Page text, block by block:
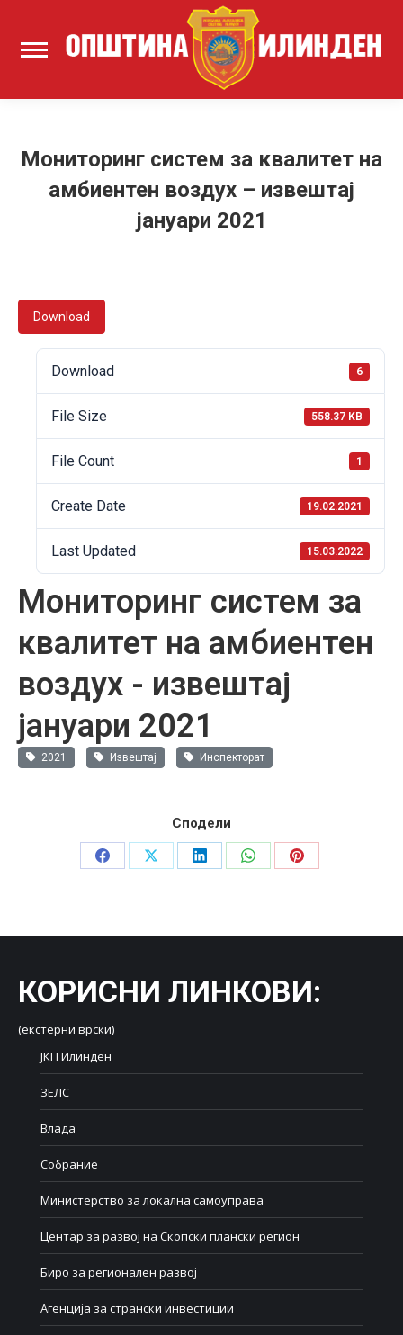
Мониторинг систем за квалитет на
амбиентен воздух – извештај
јануари 2021
Download
Download 6
File Size 558.37 KB
File Count 1
Create Date 19.02.2021
Last Updated 15.03.2022
Мониторинг систем за
квалитет на амбиентен
воздух - извештај
јануари 2021
2021 Извештај Инспекторат
Сподели
Share
Share
Share
Share
Share
КОРИСНИ ЛИНКОВИ:
(екстерни врски)
ЈКП Илинден
ЗЕЛС
Влада
Собрание
Министерство за локална самоуправа
Центар за развој на Скопски плански регион
Биро за регионален развој
Агенција за странски инвестиции